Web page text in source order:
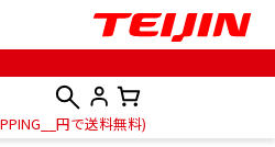
円で送料無料)